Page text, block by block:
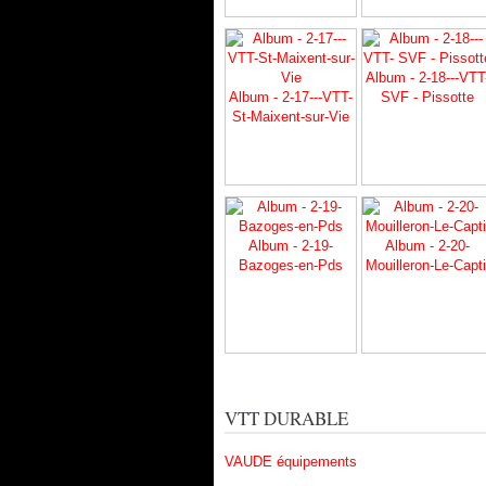
Album - 2-17---VTT-
St-Maixent-sur-Vie
Album - 2-18---
SVF - Pissotte
Album - 2-19-
Bazoges-en-Pds
Album - 2-20-
Mouilleron-Le-
VTT DURABLE
VAUDE équipements